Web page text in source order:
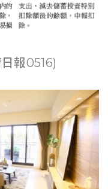
報0516)